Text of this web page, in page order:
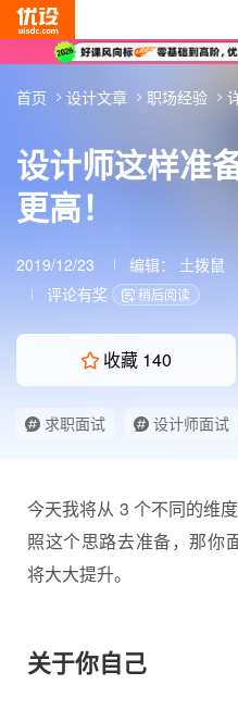
设计师这样准
更高！
2019/12/23 编辑： 土拨鼠
评论有奖
稍后阅读
收藏 140
求职面试 设计师面试
首页 设计文章 职场经验
今天我将从 3 个不同的维
照这个思路去准备，那你
将大大提升。
关于你自己